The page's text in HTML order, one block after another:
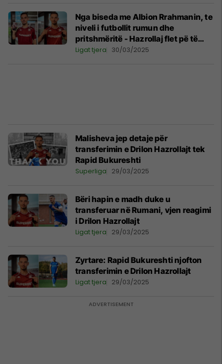
Nga biseda me Albion Rrahmanin, te
niveli i futbollit rumun dhe
pritshmëritë - Hazrollaj flet pë të
gjitha te Rapidi
Ligat tjera 30/03/2025
Malisheva jep detaje për
transferimin e Drilon Hazrollajt tek
Rapid Bukureshti
Superliga 29/03/2025
Bëri hapin e madh duke u
transferuar në Rumani, vjen reagimi
i Drilon Hazrollajt
Ligat tjera 29/03/2025
Zyrtare: Rapid Bukureshti njofton
transferimin e Drilon Hazrollajt
Ligat tjera 29/03/2025